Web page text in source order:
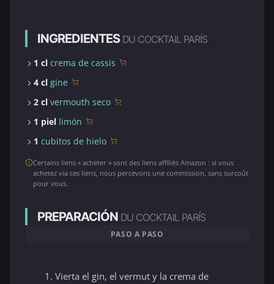
INGREDIENTES DU COCKTAIL PARÍS
1 cl crema de cassis
4 cl gine
2 cl vermouth seco
1 piel limón
1 cubitos de hielo
Certains liens « acheter » sont des liens affiliés Amazon : si vous
achetez via ces liens, nous percevons une commission, sans surcoût
pour vous.
PREPARACIÓN DU COCKTAIL PARÍS
PASO A PASO
Vierta el gin, el vermut y la crema de